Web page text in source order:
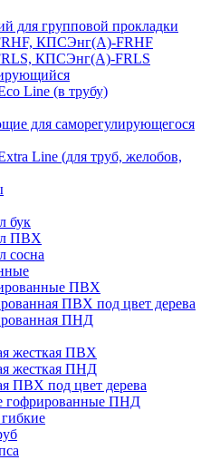
для групповой прокладки
КПСЭнг(А)-FRHF
КПСЭнг(А)-FRLS
Line (в трубу)
для саморегулирующегося
Line (для труб, желобов,
бук
ПВХ
сосна
ПВХ
ПВХ под цвет дерева
ПНД
жесткая ПВХ
жесткая ПНД
ПВХ под цвет дерева
гофрированные ПНД